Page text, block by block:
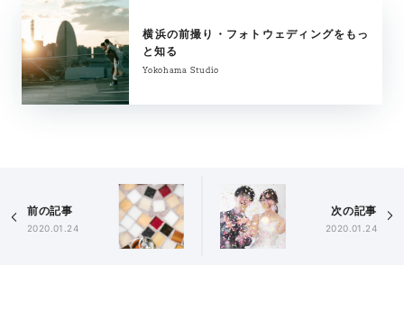
横浜の前撮り・フォトウェディングをもっ
と知る
Yokohama Studio
前の記事
2020.01.24
次の記事
2020.01.24